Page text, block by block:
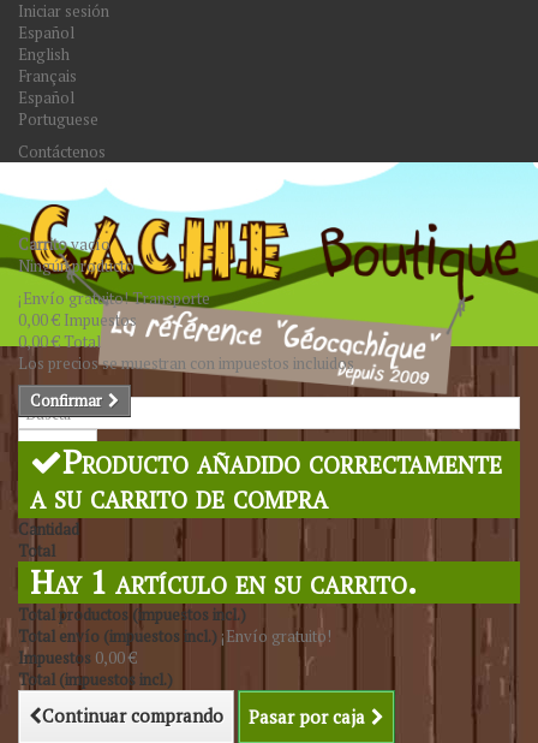
Iniciar sesión
Español
English
Français
Español
Portuguese
Contáctenos
Buscar
Carritovacío
Ningún producto
¡Envío gratuito!Transporte
0,00 € Impuestos
0,00 €Total
Los precios se muestran con impuestos incluidos
Confirmar
Producto añadido correctamente
a su carrito de compra
Cantidad
Total
Hay 1 artículo en su carrito.
Total productos (impuestos incl.)
Total envío (impuestos incl.) ¡Envío gratuito!
Impuestos 0,00 €
Total (impuestos incl.)
Continuar comprando Pasar por caja